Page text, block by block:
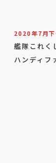
2020年7月
艦隊これ
ハンディフ